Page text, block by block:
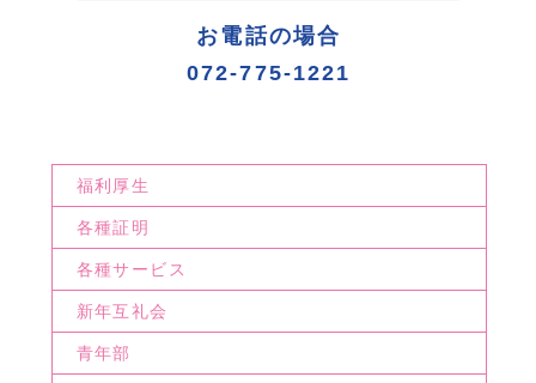
お電話の場合
072-775-1221
福利厚生
各種証明
各種サービス
新年互礼会
青年部